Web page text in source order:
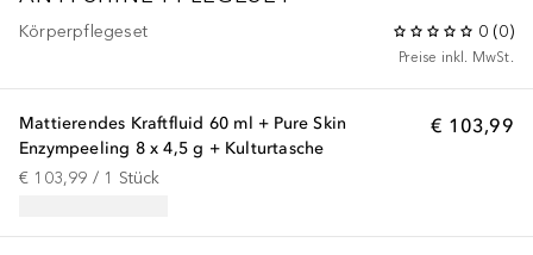
Körperpflegeset 0 (0)
Preise inkl. MwSt.
€ 103,99
Mattierendes Kraftfluid 60 ml + Pure Skin
Enzympeeling 8 x 4,5 g + Kulturtasche
€ 103,99 / 1 Stück